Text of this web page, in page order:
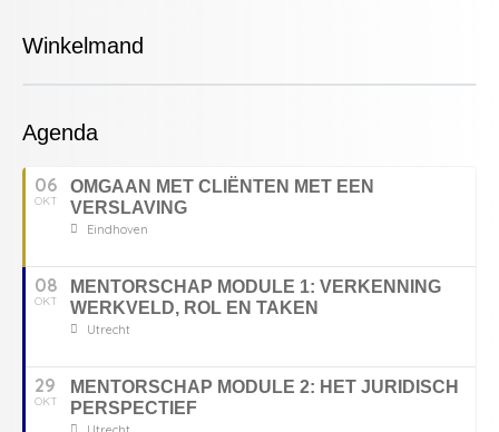
Winkelmand
Agenda
06
OKT
OMGAAN MET CLIËNTEN MET EEN
VERSLAVING
Eindhoven
08
OKT
MENTORSCHAP MODULE 1: VERKENNING
WERKVELD, ROL EN TAKEN
Utrecht
29
OKT
MENTORSCHAP MODULE 2: HET JURIDISCH
PERSPECTIEF